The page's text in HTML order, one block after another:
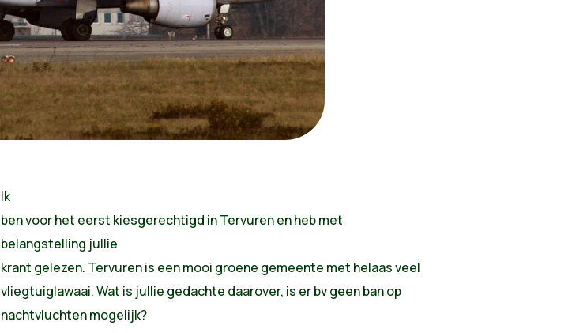
Ik
ben voor het eerst kiesgerechtigd in Tervuren en heb met
belangstelling jullie
krant gelezen. Tervuren is een mooi groene gemeente met helaas veel
vliegtuiglawaai. Wat is jullie gedachte daarover, is er bv geen ban op
nachtvluchten mogelijk?